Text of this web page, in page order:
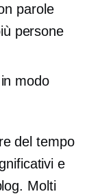
parole
persone
modo
del tempo
e
Molti